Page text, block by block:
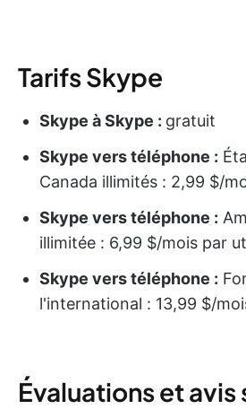
Tarifs Skype
Skype à Skype : gratuit
Skype vers téléphone :
Canada illimités : 2,99 $/
Skype vers téléphone :
illimitée : 6,99 $/mois par
Skype vers téléphone :
l'international : 13,99 $/
Évaluations et avis